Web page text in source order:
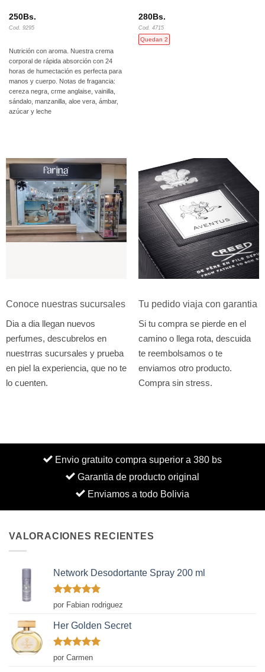
250Bs.
Cod. 9295
Nutrición con aroma. Nuestra crema
corporal de rápida absorción con 24
horas de humectación es perfecta para
manos y cuerpo. Notas de fragancia:
cereza negra, crme anglaise, vainilla,
sándalo, manzanilla, aloe vera, ámbar,
azúcar y leche
280Bs.
Cod. 4715
Quedan 2
Conoce nuestras sucursales
Dia a dia llegan nuevos
perfumes, descubrelos en
nuestrras sucursales y prueba
en piel la experiencia, que no te
lo cuenten.
Tu pedido viaja con garantia
Si tu compra se pierde en el
camino o llega rota, descuida
te reembolsamos o te
enviamos otro producto.
Compra sin stress.
Envio gratuito compra superior a 380 bs
Garantia de producto original
Enviamos a todo Bolivia
VALORACIONES RECIENTES
Network Desodortante Spray 200 ml
Valorado
con
por Fabian rodriguez
Her Golden Secret
Valorado
con
por Carmen